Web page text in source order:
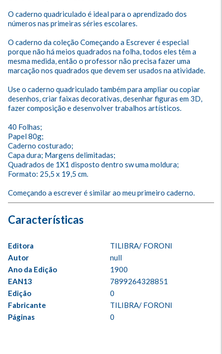
O caderno quadriculado é ideal para o aprendizado dos
números nas primeiras séries escolares.
O caderno da coleção Começando a Escrever é especial
porque não há meios quadrados na folha, todos eles têm a
mesma medida, então o professor não precisa fazer uma
marcação nos quadrados que devem ser usados na atividade.
Use o caderno quadriculado também para ampliar ou copiar
desenhos, criar faixas decorativas, desenhar figuras em 3D,
fazer composição e desenvolver trabalhos artísticos.
40 Folhas;
Papel 80g;
Caderno costurado;
Capa dura; Margens delimitadas;
Quadrados de 1X1 disposto dentro sw uma moldura;
Formato: 25,5 x 19,5 cm.
Começando a escrever é similar ao meu primeiro caderno.
Editora
TILIBRA/ FORONI
Autor
null
Ano da Edição
1900
EAN13
7899264328851
Edição
0
Fabricante
TILIBRA/ FORONI
Páginas
0